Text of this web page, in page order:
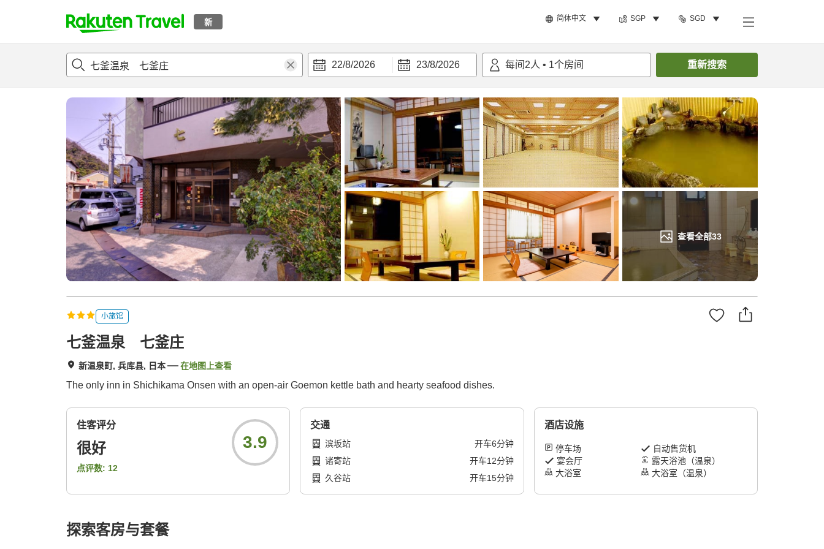
新 简体中文 SGP SGD
t
p
a
_
s
e
a
r
c
h
22/8/2026 23/8/2026 每间 2人 • 1个房间 重新搜索
查看全部33
概况 客房及住宿套餐 评论设施 搜索客房
小旅馆
七釜温泉 七釜庄
新温泉町, 兵库县, 日本 在地图上查看
The only inn in Shichikama Onsen with an open-air Goemon kettle bath and hearty seafood dishes.
住客评分
很好
点评数: 12
3.9
交通
滨坂站 开车6分钟
诸寄站
开车12分钟
久谷站
开车15分钟
酒店设施
停车场
自动售货机
宴会厅
露天浴池（温泉）
大浴室
大浴室（温泉）
探索客房与套餐